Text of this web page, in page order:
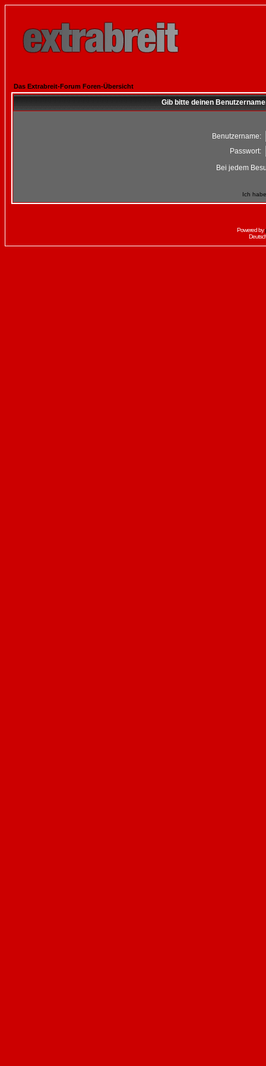
Das Extrabreit-Forum Foren-Übersicht
Gib bitte deinen
Benutzername:
Passwort:
Bei jedem
Ich
Powered by